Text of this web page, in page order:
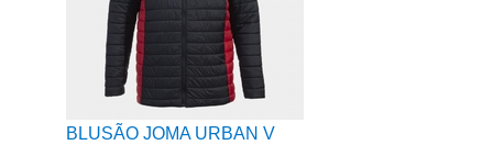
BLUSÃO JOMA URBAN V